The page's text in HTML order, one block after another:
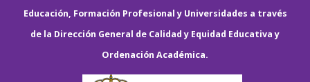
Educación, Formación Profesional y Universidades a través
de la Dirección General de Calidad y Equidad Educativa y
Ordenación Académica.